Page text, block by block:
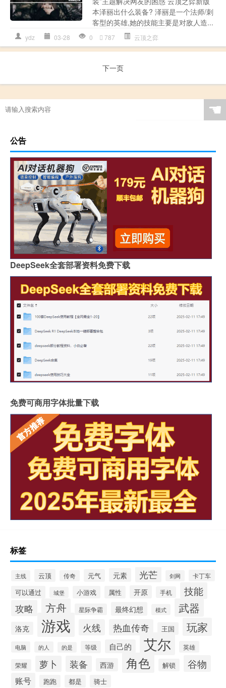
本泽丽出什么装备? 泽丽是一个法师/刺
客型的英雄,她的技能主要是对敌人造...
ydz 03-28 0 787 云顶之弈
下一页
☚
公告
DeepSeek全套部署资料免费下载
免费可商用字体批量下载
标签
主线 云顶 传奇 元气 元素 光芒 剑网 卡丁车
可以通过 城堡 小游戏 属性 开原 手机 技能
攻略 方舟 星际争霸 最终幻想 模式 武器
洛克 游戏 火线 热血传奇 王国 玩家
电脑 的人 的是 等级 自己的 艾尔 英雄
荣耀 萝卜 装备 西游 角色 解锁 谷物
账号 跑跑 都是 骑士